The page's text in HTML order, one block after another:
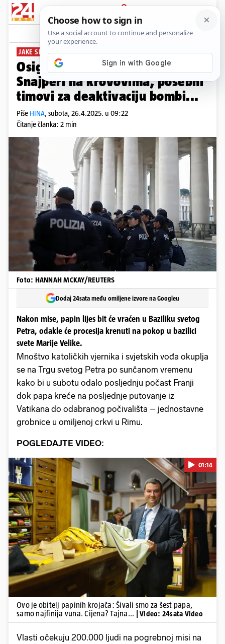
PRIJAVA
News Komentari
JAKE SNAGE SIGURNOSTI
Osiguranje na sprovodu pape:
Snajperi na krovovima, posebni
timovi za deaktivaciju bombi...
Piše HINA, subota, 26.4.2025. u 09:22
Čitanje članka: 2 min
Foto: HANNAH MCKAY/REUTERS
Dodaj 24sata među omiljene izvore na Googleu
Nakon mise, papin lijes bit će vraćen u Baziliku svetog
Petra, odakle će procesija krenuti na pokop u bazilici
svete Marije Velike.
Mnoštvo katoličkih vjernika i svjetskih vođa okuplja
se na Trgu svetog Petra po sunčanom vremenu
kako bi u subotu odalo posljednju počast Franji
dok papa kreće na posljednje putovanje iz
Vatikana do odabranog počivališta – jednostavne
grobnice u omiljenoj crkvi u Rimu.
POGLEDAJTE VIDEO:
Pokretanje videa...
01:14
Ovo je obitelj papinih krojača: Šivali smo za šest papa,
samo najfinija vuna. Cijena? Tajna...
| Video: 24sata Video
Vlasti očekuju 200.000 ljudi na pogrebnoj misi na